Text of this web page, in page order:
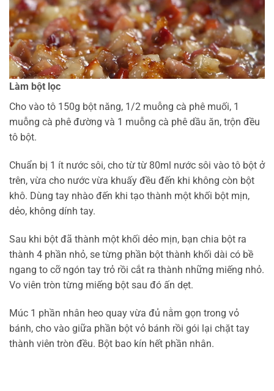
Làm bột lọc
Cho vào tô 150g bột năng, 1/2 muỗng cà phê muối, 1
muỗng cà phê đường và 1 muỗng cà phê dầu ăn, trộn đều
tô bột.
Chuẩn bị 1 ít nước sôi, cho từ từ 80ml nước sôi vào tô bột ở
trên, vừa cho nước vừa khuấy đều đến khi không còn bột
khô. Dùng tay nhào đến khi tạo thành một khối bột mịn,
dẻo, không dính tay.
Sau khi bột đã thành một khối dẻo mịn, bạn chia bột ra
thành 4 phần nhỏ, se từng phần bột thành khối dài có bề
ngang to cỡ ngón tay trỏ rồi cắt ra thành những miếng nhỏ.
Vo viên tròn từng miếng bột sau đó ấn dẹt.
Múc 1 phần nhân heo quay vừa đủ nằm gọn trong vỏ
bánh, cho vào giữa phần bột vỏ bánh rồi gói lại chặt tay
thành viên tròn đều. Bột bao kín hết phần nhân.